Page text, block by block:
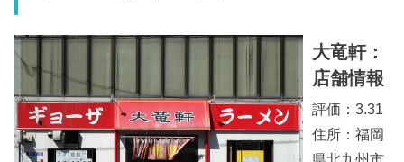
大竜軒：
店舗情報
評価：3.31
住所：福岡